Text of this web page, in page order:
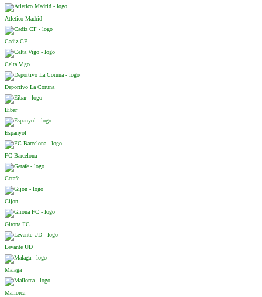
Atletico Madrid
Cadiz CF
Celta Vigo
Deportivo La Coruna
Eibar
Espanyol
FC Barcelona
Getafe
Gijon
Girona FC
Levante UD
Malaga
Mallorca